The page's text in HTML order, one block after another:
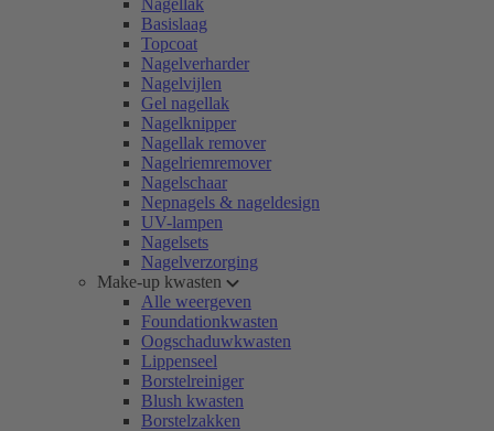
Nagellak
Basislaag
Topcoat
Nagelverharder
Nagelvijlen
Gel nagellak
Nagelknipper
Nagellak remover
Nagelriemremover
Nagelschaar
Nepnagels & nageldesign
UV-lampen
Nagelsets
Nagelverzorging
Make-up kwasten
Alle weergeven
Foundationkwasten
Oogschaduwkwasten
Lippenseel
Borstelreiniger
Blush kwasten
Borstelzakken